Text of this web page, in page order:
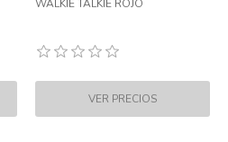
WALKIE TALKIE ROJO